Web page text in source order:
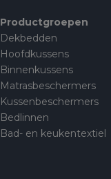
Productgroepen
Dekbedden
Hoofdkussens
Binnenkussens
Matrasbeschermers
Kussenbeschermers
Bedlinnen
Bad- en keukentextiel